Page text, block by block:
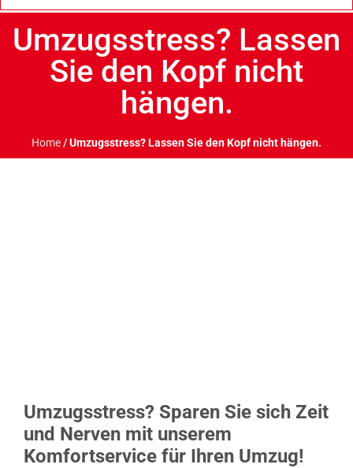
Umzugsstress? Lassen
Sie den Kopf nicht
hängen.
Home/Umzugsstress? Lassen Sie den Kopf nicht hängen.
Umzugsstress? Sparen Sie sich Zeit
und Nerven mit unserem
Komfortservice für Ihren Umzug!